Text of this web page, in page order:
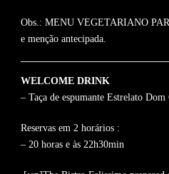
Obs.: MENU VEGETARIANO
e menção antecipada.
WELCOME DRINK
– Taça de espumante Estrelato Dom
Reservas em 2 horários :
– 20 horas e às 22h30min